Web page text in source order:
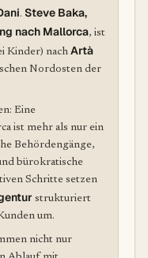
. Steve Baka,
nach Mallorca, ist
Kinder) nach Artà
Nordosten der
Eine
ist mehr als nur ein
Behördengänge,
bürokratische
Schritte setzen
strukturiert
um.
nicht nur